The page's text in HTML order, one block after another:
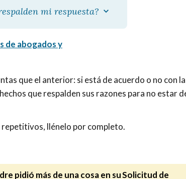
mi respuesta?
de abogados y
que el anterior: si está de acuerdo o no con la
que respalden sus razones para no estar
llénelo por completo.
pidió más de una cosa en su Solicitud de